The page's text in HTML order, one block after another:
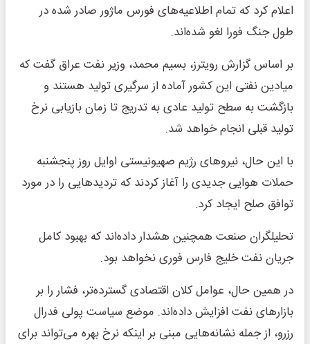
اعلام کرد که تمام اطلاعیه‌های فورس ماژور صادر شده در
طول جنگ فورا لغو شده‌اند.
بر اساس گزارش رویترز، بسیم محمد، وزیر نفت عراق گفت که
میادین نفتی این کشور آماده از سرگیری تولید هستند و
بازگشت به سطح تولید عادی به تدریج تا زمان بازیابی نرخ
تولید قبلی انجام خواهد شد.
با این حال، نیروهای رژیم صهیونیستی اوایل روز پنجشنبه
حملات هوایی جدیدی را آغاز کردند که تردیدهایی را در مورد
توافق صلح ایجاد کرد.
تحلیلگران صنعت همچنین هشدار داده‌اند که بهبود کامل
جریان نفت خلیج فارس فوری نخواهد بود.
در همین حال، عوامل کلان اقتصادی گسترده‌تر، فشار را بر
بازارهای نفت افزایش داده‌اند. موضع سیاست پولی فدرال
رزرو، از جمله نشانه‌هایی مبنی بر اینکه نرخ بهره می‌تواند برای